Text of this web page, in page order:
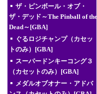
ザ・ピンボール・オブ・
ザ・デッド～The Pinball of the
Dead～[GBA]
ぐるロジチャンプ（カセッ
トのみ）[GBA]
スーパードンキーコング３
（カセットのみ）[GBA]
メダルオブオナー・アドバ